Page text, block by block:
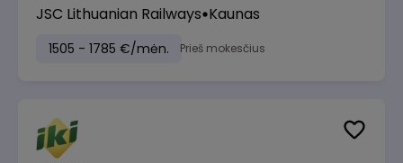
JSC Lithuanian Railways Kaunas
1505 - 1785 €/mėn. Prieš mokesčius